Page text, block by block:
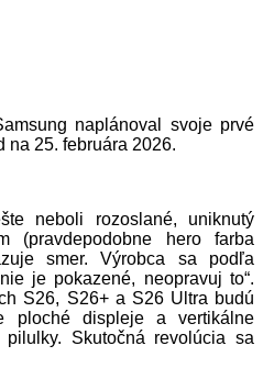
naplánoval svoje prvé
na 25. februára 2026.
neboli rozoslané, uniknutý
(pravdepodobne hero farba
smer. Výrobca sa podľa
je pokazené, neopravuj to“.
S26, S26+ a S26 Ultra budú
ploché displeje a vertikálne
Skutočná revolúcia sa